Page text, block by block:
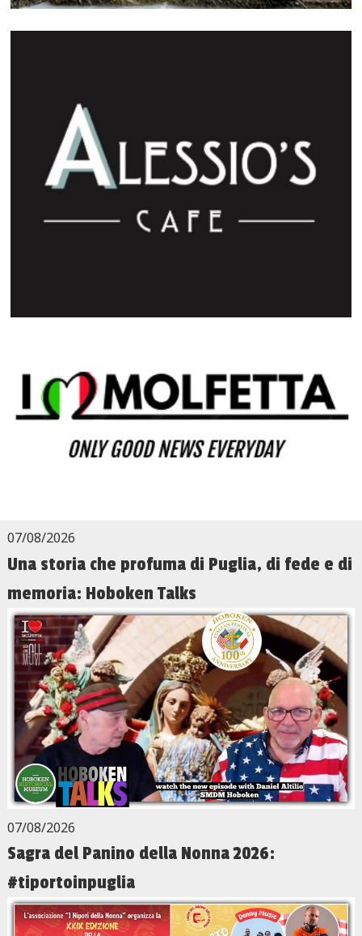
07/08/2026
Una storia che profuma di Puglia, di fede e di
memoria: Hoboken Talks
07/08/2026
Sagra del Panino della Nonna 2026:
#tiportoinpuglia